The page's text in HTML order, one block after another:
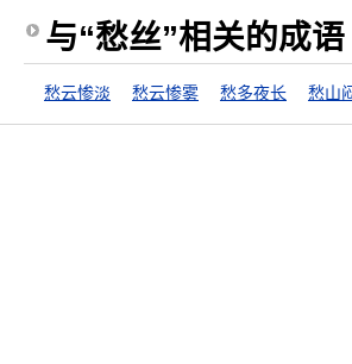
与“愁丝”相关的成语
愁云惨淡 愁云惨雾 愁多夜长 愁山